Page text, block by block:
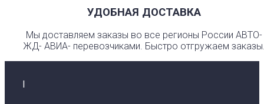
УДОБНАЯ ДОСТАВКА
Мы доставляем заказы во все регионы России АВТО-
ЖД- АВИА- перевозчиками. Быстро отгружаем